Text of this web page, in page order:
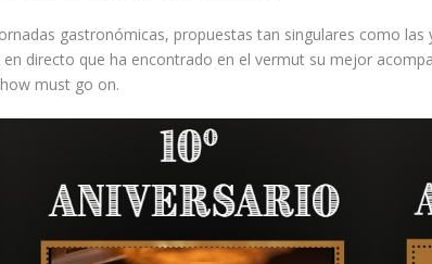
gastronómicas, propuestas tan singulares como las
directo que ha encontrado en el vermut su mejor
must go on.